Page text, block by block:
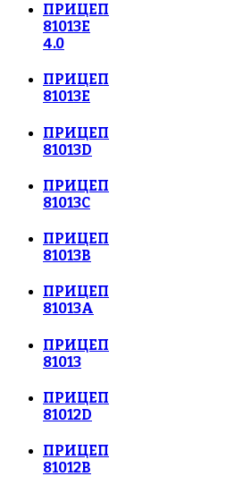
ПРИЦЕП
81013E
4.0
ПРИЦЕП
81013E
ПРИЦЕП
81013D
ПРИЦЕП
81013C
ПРИЦЕП
81013В
ПРИЦЕП
81013А
ПРИЦЕП
81013
ПРИЦЕП
81012D
ПРИЦЕП
81012В